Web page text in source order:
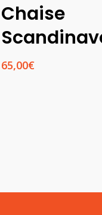
Options
Chaise
65,00€